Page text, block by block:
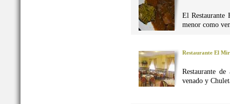
El Restaurante
menor como
Restaurante El
Restaurante
venado y